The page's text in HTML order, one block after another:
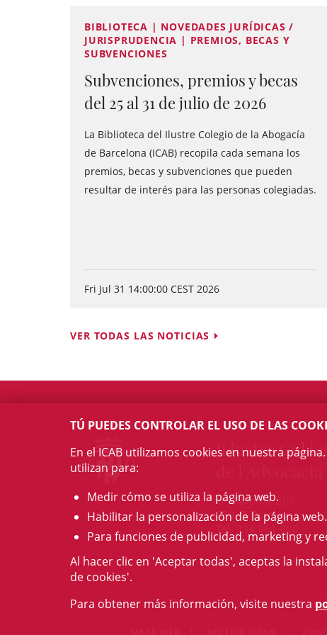
BIBLIOTECA | NOVEDADES JURÍDICAS /
JURISPRUDENCIA | PREMIOS, BECAS Y
SUBVENCIONES
Subvenciones, premios y becas
del 25 al 31 de julio de 2026
La Biblioteca del Ilustre Colegio de la Abogacía
de Barcelona (ICAB) recopila cada semana los
premios, becas y subvenciones que pueden
resultar de interés para las personas colegiadas.
Fri Jul 31 14:00:00 CEST 2026
VER TODAS LAS NOTICIAS
Il·lustre
c/ Mallorca, 283
08037 Barcelona
Tel. 934 961 880
TÚ PUEDES CONTROLAR EL USO DE LAS
En el ICAB utilizamos cookies en nuestra
utilizan para:
Medir cómo se utiliza la página web.
Habilitar la personalización de la página web.
Para funciones de publicidad, marketing y
Al hacer clic en 'Aceptar todas', aceptas la
de cookies'.
Para obtener más información, visite nuestra